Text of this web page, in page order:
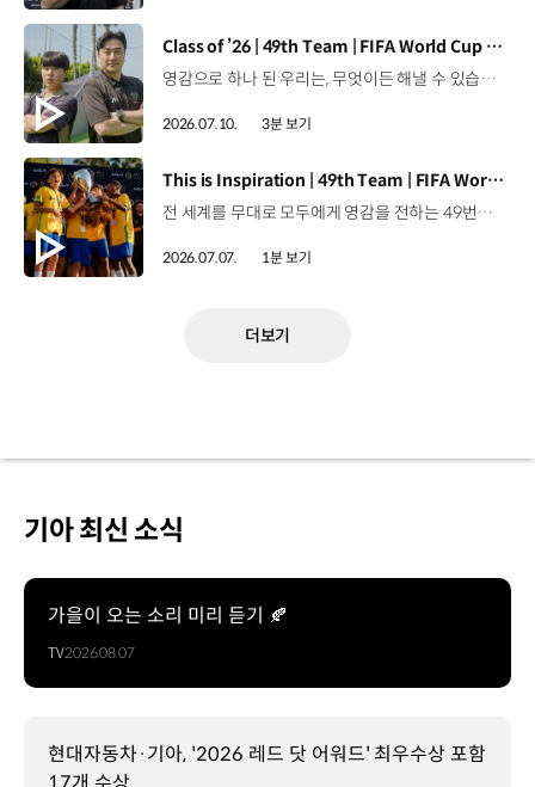
[동영상]
Class of ’26 | 49th Team | FIFA World Cup 2026™
영감으로 하나 된 우리는, 무엇이든 해낼 수 있습니다.세계 곳곳에서 모인 2026년의 주인공들이 FIFA 월드컵™ 오피셜 매치볼 캐리어로 꿈의 무대에 섰습니다. 자세히 보기 ▶ #Kia #InspirationConnectsUsAll #49thTeam #OMBC #FIFAWorldCup2026 유튜브 쇼츠 보기 >
2026.07.10. 3분 보기
[동영상]
This is Inspiration | 49th Team | FIFA World Cup 2026™
전 세계를 무대로 모두에게 영감을 전하는 49번째 팀.FIFA 월드컵 2026™을 향한 여정 속, 이제 사람들의 시선은 이 어린 스타들에게 향합니다. 자세히 보기 ▶ #Kia #InspirationConnectsUsAll #49thTeam #OMBC #FIFAWorldCup2026 유튜브 쇼츠 보기 >
2026.07.07. 1분 보기
더보기
기아 최신 소식
가을이 오는 소리 미리 듣기 🍂
TV2026.08.07
현대자동차·기아, '2026 레드 닷 어워드' 최우수상 포함